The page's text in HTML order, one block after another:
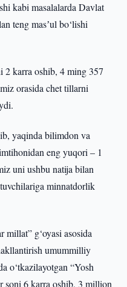
kabi masalalarda Davlat
teng masʼul bo‘lishi
karra oshib, 4 ming 357
orasida chet tillarni
yaqinda bilimdon va
eng yuqori – 1
uni ushbu natija bilan
minnatdorlik
g‘oyasi asosida
umummilliy
o‘tkazilayotgan “Yosh
soni 6 karra oshib, 3 million